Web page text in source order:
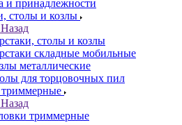
и принадлежности
столы и козлы
Назад
столы и козлы
складные мобильные
металлические
для торцовочных пил
триммерные
Назад
триммерные